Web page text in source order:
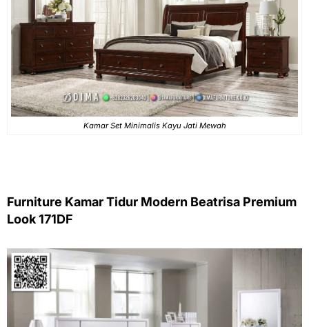
Kamar Set Minimalis Kayu Jati Mewah
Furniture Kamar Tidur Modern Beatrisa Premium
Look 171DF